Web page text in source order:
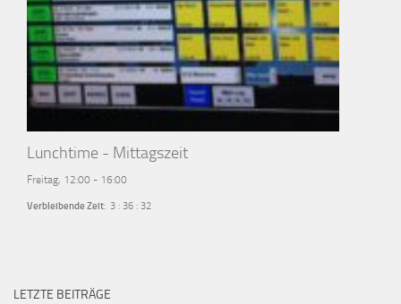
Lunchtime - Mittagszeit
Freitag, 12:00 - 16:00
Verbleibende Zeit: 3 : 36 : 31
LETZTE BEITRÄGE